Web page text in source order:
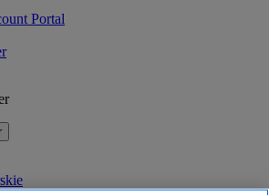
Portal